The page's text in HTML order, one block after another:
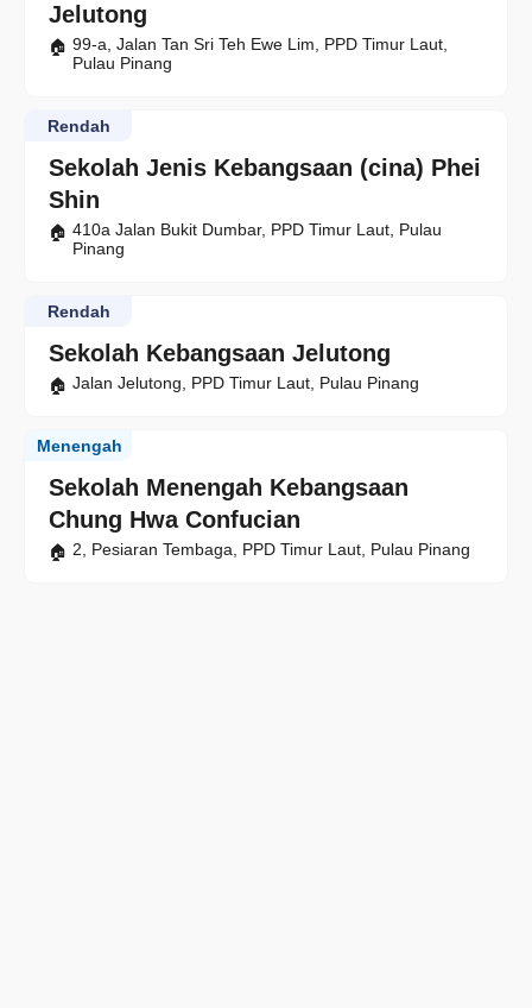
Jelutong
99-a, Jalan Tan Sri Teh Ewe Lim, PPD Timur Laut,
Pulau Pinang
Sekolah Jenis Kebangsaan (cina) Phei
Shin
Rendah
410a Jalan Bukit Dumbar, PPD Timur Laut, Pulau
Pinang
Sekolah Kebangsaan Jelutong
Rendah
Jalan Jelutong, PPD Timur Laut, Pulau Pinang
Sekolah Menengah Kebangsaan
Chung Hwa Confucian
Menengah
2, Pesiaran Tembaga, PPD Timur Laut, Pulau Pinang